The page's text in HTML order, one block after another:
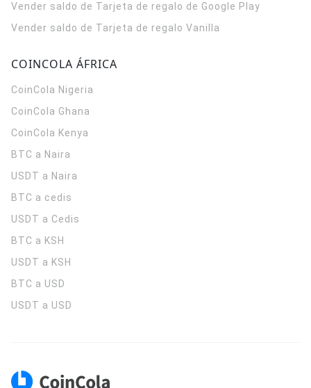
Vender saldo de Tarjeta de regalo de Google Play
Vender saldo de Tarjeta de regalo Vanilla
COINCOLA ÁFRICA
CoinCola Nigeria
CoinCola Ghana
CoinCola Kenya
BTC a Naira
USDT a Naira
BTC a cedis
USDT a Cedis
BTC a KSH
USDT a KSH
BTC a USD
USDT a USD